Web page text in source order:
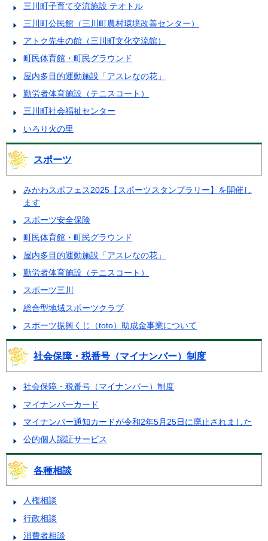
三川町子育て交流施設 テオトル
三川町公民館（三川町農村環境改善センター）
アトク先生の館（三川町文化交流館）
町民体育館・町民グラウンド
屋内多目的運動施設「アスレなの花」
勤労者体育施設（テニスコート）
三川町社会福祉センター
いろり火の里
スポーツ
みかわスポフェス2025【スポーツスタンプラリー】を開催し
ます
スポーツ安全保険
町民体育館・町民グラウンド
屋内多目的運動施設「アスレなの花」
勤労者体育施設（テニスコート）
スポーツ三川
総合型地域スポーツクラブ
スポーツ振興くじ（toto）助成金事業について
社会保障・税番号（マイナンバー）制度
社会保障・税番号（マイナンバー）制度
マイナンバーカード
マイナンバー通知カードが令和2年5月25日に廃止されました
公的個人認証サービス
各種相談
人権相談
行政相談
消費者相談